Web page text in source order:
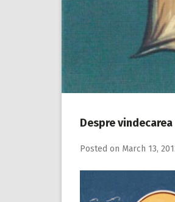
Despre
Posted on March 13,